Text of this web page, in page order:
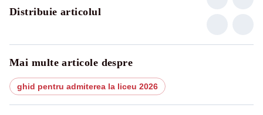
Distribuie articolul
Mai multe articole despre
ghid pentru admiterea la liceu 2026